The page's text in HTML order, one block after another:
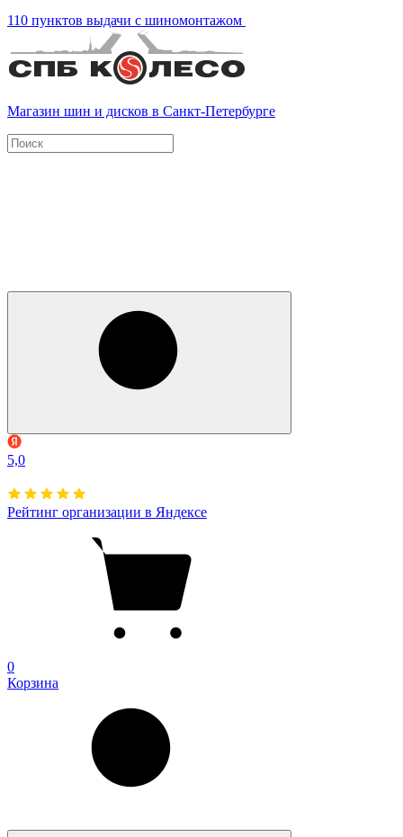
110 пунктов выдачи с шиномонтажом
Магазин шин и дисков в Санкт-Петербурге
5,0
Рейтинг организации в Яндексе
0
Корзина